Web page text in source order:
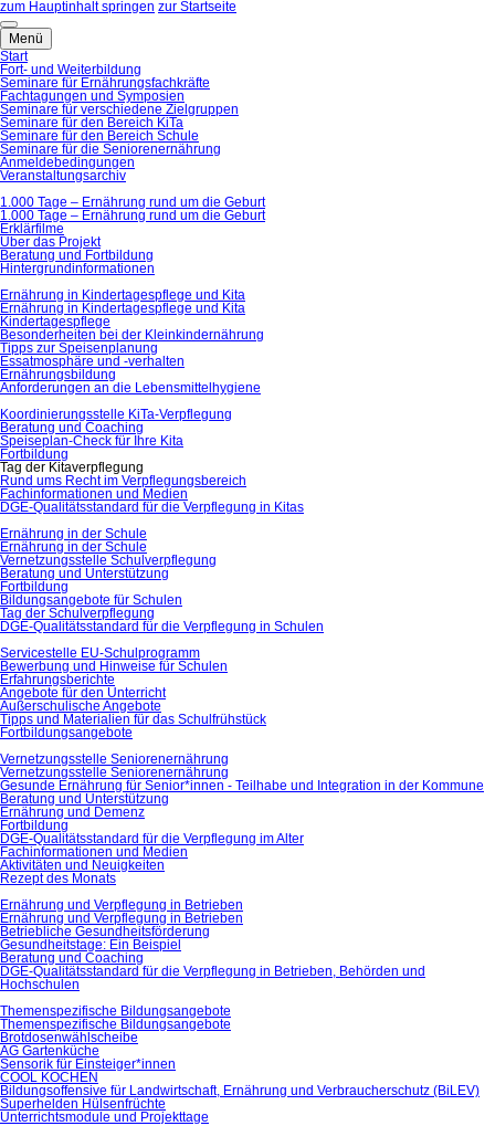
zum Hauptinhalt springen zur Startseite
Menü
Start
Fort- und Weiterbildung
Seminare für Ernährungsfachkräfte
Fachtagungen und Symposien
Seminare für verschiedene Zielgruppen
Seminare für den Bereich KiTa
Seminare für den Bereich Schule
Seminare für die Seniorenernährung
Anmeldebedingungen
Veranstaltungsarchiv
1.000 Tage – Ernährung rund um die Geburt
1.000 Tage – Ernährung rund um die Geburt
Erklärfilme
Über das Projekt
Beratung und Fortbildung
Hintergrundinformationen
Ernährung in Kindertagespflege und Kita
Ernährung in Kindertagespflege und Kita
Kindertagespflege
Besonderheiten bei der Kleinkindernährung
Tipps zur Speisenplanung
Essatmosphäre und -verhalten
Ernährungsbildung
Anforderungen an die Lebensmittelhygiene
Koordinierungsstelle KiTa-Verpflegung
Beratung und Coaching
Speiseplan-Check für Ihre Kita
Fortbildung
Tag der Kitaverpflegung
Rund ums Recht im Verpflegungsbereich
Fachinformationen und Medien
DGE-Qualitätsstandard für die Verpflegung in Kitas
Ernährung in der Schule
Ernährung in der Schule
Vernetzungsstelle Schulverpflegung
Beratung und Unterstützung
Fortbildung
Bildungsangebote für Schulen
Tag der Schulverpflegung
DGE-Qualitätsstandard für die Verpflegung in Schulen
Servicestelle EU-Schulprogramm
Bewerbung und Hinweise für Schulen
Erfahrungsberichte
Angebote für den Unterricht
Außerschulische Angebote
Tipps und Materialien für das Schulfrühstück
Fortbildungsangebote
Vernetzungsstelle Seniorenernährung
Vernetzungsstelle Seniorenernährung
Gesunde Ernährung für Senior*innen - Teilhabe und Integration in der Kommune
Beratung und Unterstützung
Ernährung und Demenz
Fortbildung
DGE-Qualitätsstandard für die Verpflegung im Alter
Fachinformationen und Medien
Aktivitäten und Neuigkeiten
Rezept des Monats
Ernährung und Verpflegung in Betrieben
Ernährung und Verpflegung in Betrieben
Betriebliche Gesundheitsförderung
Gesundheitstage: Ein Beispiel
Beratung und Coaching
DGE-Qualitätsstandard für die Verpflegung in Betrieben, Behörden und
Hochschulen
Themenspezifische Bildungsangebote
Themenspezifische Bildungsangebote
Brotdosenwählscheibe
AG Gartenküche
Sensorik für Einsteiger*innen
COOL KOCHEN
Bildungsoffensive für Landwirtschaft, Ernährung und Verbraucherschutz (BiLEV)
Superhelden Hülsenfrüchte
Unterrichtsmodule und Projekttage